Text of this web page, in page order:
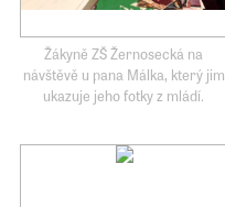
Žákyně ZŠ Žernosecká na
návštěvě u pana Málka, který jim
ukazuje jeho fotky z mládí.